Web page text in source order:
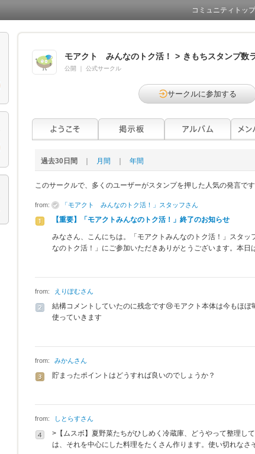
コミュニティトップ
モアクト みんなのトク活！ > きもちスタンプ数
公開 公式サークル
サークルに参加する
過去30日間 月間 年間
このサークルで、多くのユーザーがスタンプを押した人気の発言です
from: 「モアクト みんなのトク活！」スタッフさん
【重要】「モアクトみんなのトク活！」終了のお知らせ
みなさん、こんにちは。「モアクトみんなのトク活！」スタッ
なのトク活！」にご参加いただきありがとうございます。本日
from: えりぽむさん
結構コメントしていたのに残念です😢モアクト本体は今もほぼ
使っていきます
from: みかんさん
貯まったポイントはどうすれば良いのでしょうか？
from: しとらすさん
>【ムスボ】夏野菜たちがひしめく冷蔵庫、どうやって整理し
は、それを中心にした料理をたくさん作ります。使い切れなさ